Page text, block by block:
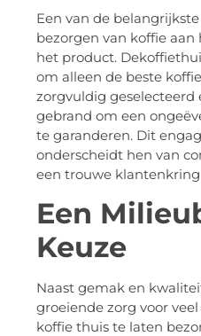
Een van de
bezorgen van koffie
het product.
om alleen de beste
zorgvuldig
gebrand om een
te garanderen. Dit
onderscheidt hen van
een trouwe
Een
Keuze
Naast gemak en
groeiende zorg voor
koffie thuis te laten